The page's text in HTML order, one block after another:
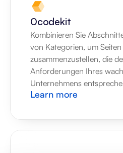
0codekit
Kombinieren Sie
von Kategorien, um
zusammenzustellen, die
Anforderungen Ihres
Unternehmens
Learn more